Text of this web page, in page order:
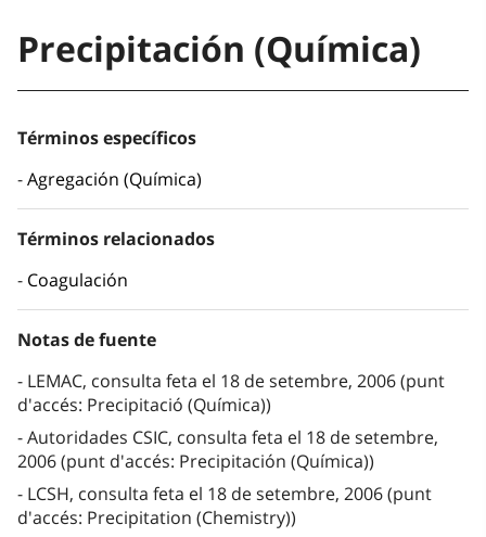
Precipitación (Química)
Términos específicos
Agregación (Química)
Términos relacionados
Coagulación
Notas de fuente
LEMAC, consulta feta el 18 de setembre, 2006 (punt
d'accés: Precipitació (Química))
Autoridades CSIC, consulta feta el 18 de setembre,
2006 (punt d'accés: Precipitación (Química))
LCSH, consulta feta el 18 de setembre, 2006 (punt
d'accés: Precipitation (Chemistry))